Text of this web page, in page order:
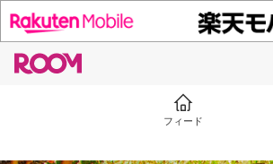
フィード